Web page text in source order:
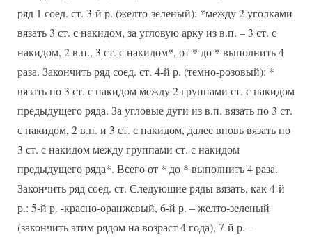
ряд 1 соед. ст. 3-й р. (желто-зеленый): *между 2 уголками
вязать 3 ст. с накидом, за угловую арку из в.п. – 3 ст. с
накидом, 2 в.п., 3 ст. с накидом*, от * до * выполнить 4
раза. Закончить ряд соед. ст. 4-й р. (темно-розовый): *
вязать по 3 ст. с накидом между 2 группами ст. с накидом
предыдущего ряда. За угловые дуги из в.п. вязать по 3 ст.
с накидом, 2 в.п. и 3 ст. с накидом, далее вновь вязать по
3 ст. с накидом между группами ст. с накидом
предыдущего ряда*. Всего от * до * выполнить 4 раза.
Закончить ряд соед. ст. Следующие ряды вязать, как 4-й
р.: 5-й р. -красно-оранжевый, 6-й р. – желто-зеленый
(закончить этим рядом на возраст 4 года), 7-й р. –